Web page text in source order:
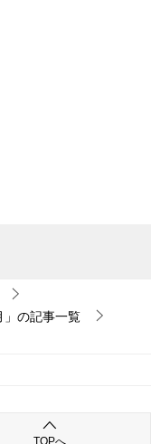
」の記事一覧
TOPへ